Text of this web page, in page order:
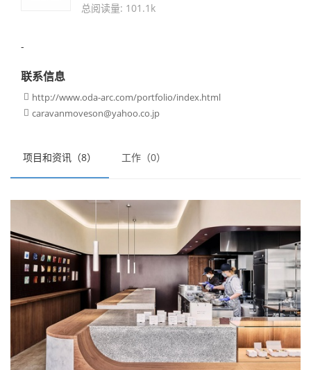
项目和资讯（8） 工作（0）
总阅读量: 101.1k
-
联系信息
 http://www.oda-arc.com/portfolio/index.html
 caravanmoveson@yahoo.co.jp